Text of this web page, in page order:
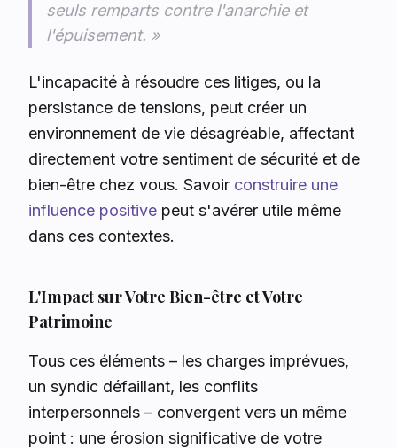
seuls remparts contre l'anarchie et
l'épuisement. »
L'incapacité à résoudre ces litiges, ou la
persistance de tensions, peut créer un
environnement de vie désagréable, affectant
directement votre sentiment de sécurité et de
bien-être chez vous. Savoir construire une
influence positive peut s'avérer utile même
dans ces contextes.
L'Impact sur Votre Bien-être et Votre
Patrimoine
Tous ces éléments – les charges imprévues,
un syndic défaillant, les conflits
interpersonnels – convergent vers un même
point : une érosion significative de votre